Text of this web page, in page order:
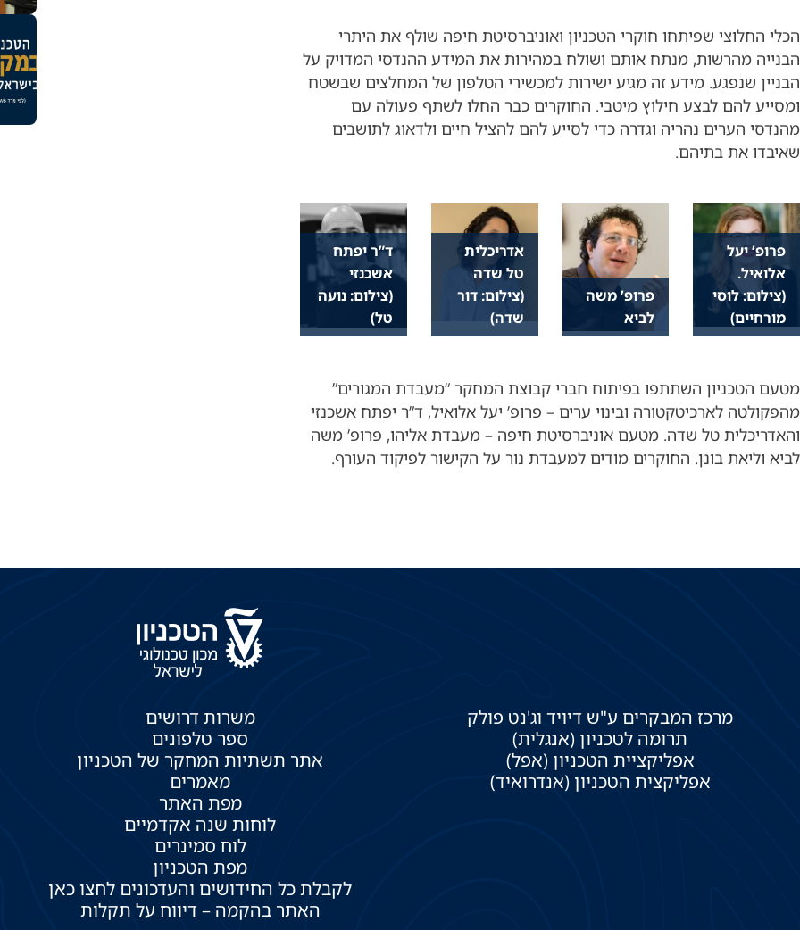
הכלי החלוצי שפיתחו חוקרי הטכניון ואוניברסיטת חיפה שולף את היתרי
הבנייה מהרשות, מנתח אותם ושולח במהירות את המידע ההנדסי המדויק על
הבניין שנפגע. מידע זה מגיע ישירות למכשירי הטלפון של המחלצים שבשטח
ומסייע להם לבצע חילוץ מיטבי. החוקרים כבר החלו לשתף פעולה עם
מהנדסי הערים נהריה וגדרה כדי לסייע להם להציל חיים ולדאוג לתושבים
שאיבדו את בתיהם.
פרופ’ יעל
אלואיל.
(צילום: לוסי
מורחיים)
פרופ’ משה
לביא
אדריכלית
טל שדה
(צילום: דור
שדה)
ד”ר יפתח
אשכנזי
(צילום: נועה
טל)
מטעם הטכניון השתתפו בפיתוח חברי קבוצת המחקר “מעבדת המגורים”
מהפקולטה לארכיטקטורה ובינוי ערים – פרופ’ יעל אלואיל, ד”ר יפתח אשכנזי
והאדריכלית טל שדה. מטעם אוניברסיטת חיפה – מעבדת אליהו, פרופ’ משה
לביא וליאת בונן. החוקרים מודים למעבדת נור על הקישור לפיקוד העורף.
מרכז המבקרים ע"ש דיויד וג'נט פולק
תרומה לטכניון (אנגלית)
אפליקציית הטכניון (אפל)
אפליקצית הטכניון (אנדרואיד)
משרות דרושים
ספר טלפונים
אתר תשתיות המחקר של הטכניון
מאמרים
מפת האתר
לוחות שנה אקדמיים
לוח סמינרים
מפת הטכניון
לקבלת כל החידושים והעדכונים לחצו כאן
האתר בהקמה – דיווח על תקלות